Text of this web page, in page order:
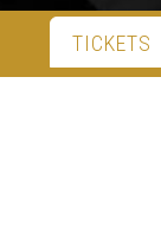
TICKETS